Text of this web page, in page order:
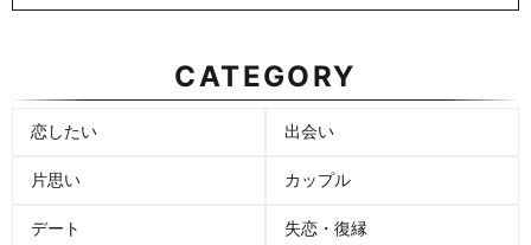
CATEGORY
恋したい 出会い
片思い カップル
デート 失恋・復縁